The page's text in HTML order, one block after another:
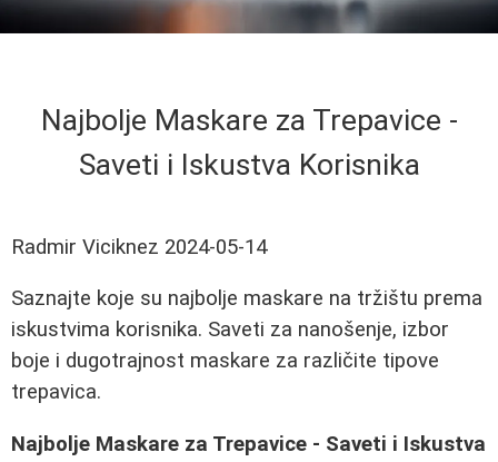
Najbolje Maskare za Trepavice -
Saveti i Iskustva Korisnika
Radmir Viciknez 2024-05-14
Saznajte koje su najbolje maskare na tržištu prema
iskustvima korisnika. Saveti za nanošenje, izbor
boje i dugotrajnost maskare za različite tipove
trepavica.
Najbolje Maskare za Trepavice - Saveti i Iskustva